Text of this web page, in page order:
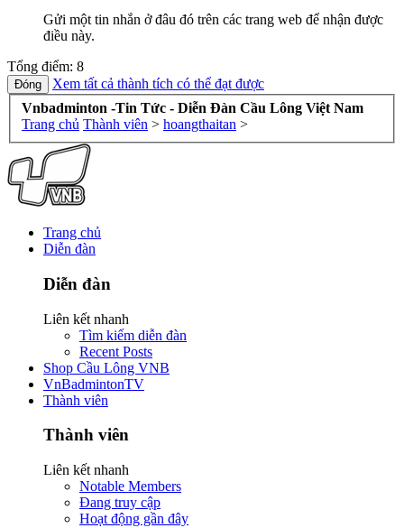
Gửi một tin nhắn ở đâu đó trên các trang web để nhận được
điều này.
Tổng điểm: 8
Xem tất cả thành tích có thể đạt được
Vnbadminton -Tin Tức - Diễn Đàn Cầu Lông Việt Nam
Trang chủ Thành viên > hoangthaitan >
Trang chủ
Diễn đàn
Diễn đàn
Liên kết nhanh
Tìm kiếm diễn đàn
Recent Posts
Shop Cầu Lông VNB
VnBadmintonTV
Thành viên
Thành viên
Liên kết nhanh
Notable Members
Đang truy cập
Hoạt động gần đây